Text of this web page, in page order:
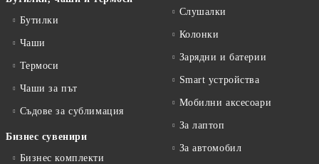
Бутилки
Чаши
Термоси
Чаши за път
Съдове за сублимация
Бизнес сувенири
Бизнес комплекти
Слушалки
Колонки
Зарядни и батерии
Smart устройства
Мобилни аксесоари
За лаптоп
За автомобил